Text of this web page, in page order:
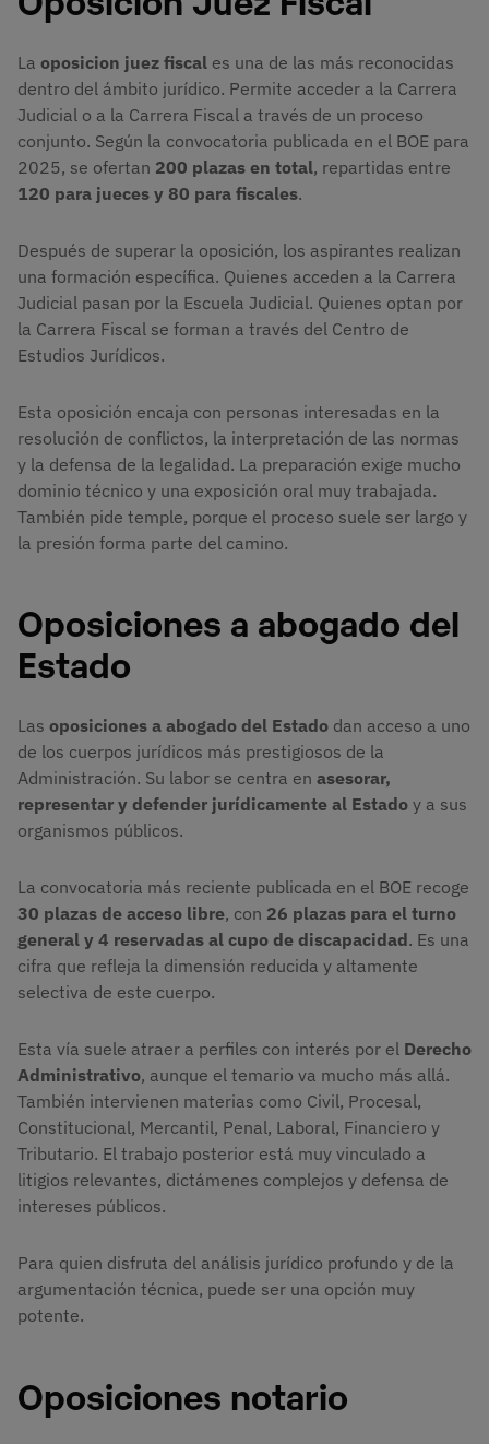
La oposicion juez fiscal es una de las más reconocidas
dentro del ámbito jurídico. Permite acceder a la Carrera
Judicial o a la Carrera Fiscal a través de un proceso
conjunto. Según la convocatoria publicada en el BOE para
2025, se ofertan 200 plazas en total, repartidas entre
120 para jueces y 80 para fiscales.
Después de superar la oposición, los aspirantes realizan
una formación específica. Quienes acceden a la Carrera
Judicial pasan por la Escuela Judicial. Quienes optan por
la Carrera Fiscal se forman a través del Centro de
Estudios Jurídicos.
Esta oposición encaja con personas interesadas en la
resolución de conflictos, la interpretación de las normas
y la defensa de la legalidad. La preparación exige mucho
dominio técnico y una exposición oral muy trabajada.
También pide temple, porque el proceso suele ser largo y
la presión forma parte del camino.
Oposiciones a abogado del
Estado
Las oposiciones a abogado del Estado dan acceso a uno
de los cuerpos jurídicos más prestigiosos de la
Administración. Su labor se centra en asesorar,
representar y defender jurídicamente al Estado y a sus
organismos públicos.
La convocatoria más reciente publicada en el BOE recoge
30 plazas de acceso libre, con 26 plazas para el turno
general y 4 reservadas al cupo de discapacidad. Es una
cifra que refleja la dimensión reducida y altamente
selectiva de este cuerpo.
Esta vía suele atraer a perfiles con interés por el Derecho
Administrativo, aunque el temario va mucho más allá.
También intervienen materias como Civil, Procesal,
Constitucional, Mercantil, Penal, Laboral, Financiero y
Tributario. El trabajo posterior está muy vinculado a
litigios relevantes, dictámenes complejos y defensa de
intereses públicos.
Para quien disfruta del análisis jurídico profundo y de la
argumentación técnica, puede ser una opción muy
potente.
Oposiciones notario